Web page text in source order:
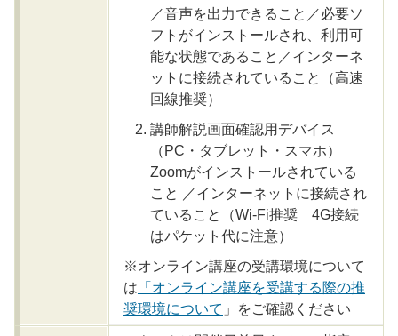
／音声を出力できること／必要ソ
フトがインストールされ、利用可
能な状態であること／インターネ
ットに接続されていること（高速
回線推奨）
講師解説画面確認用デバイス
（PC・タブレット・スマホ）
Zoomがインストールされている
こと ／インターネットに接続され
ていること（Wi-Fi推奨 4G接続
はパケット代に注意）
※オンライン講座の受講環境について
は 「オンライン講座を受講する際の推
奨環境について 」をご確認ください